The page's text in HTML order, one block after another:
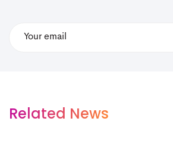
Related News